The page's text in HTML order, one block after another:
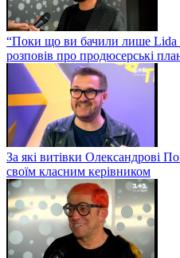
“Поки що ви бачили лише Lida
розповів про продюсерські
За які витівки Олександрові
своїм класним керівником